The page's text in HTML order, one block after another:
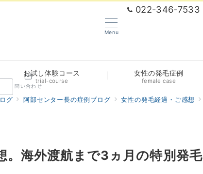
022-346-7533
Menu
問い合わせ
お試し体験コース
trial-course
女性の発毛症例
female case
グ 阿部センター長の症例ブログ 女性の発毛経過・ご感想
。海外渡航まで3ヵ月の特別発